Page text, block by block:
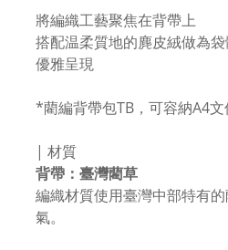
將編織工藝聚焦在背帶上
搭配温柔質地的麂皮絨做為袋
優雅呈現
*藺編背帶包TB，可容納A4文
| 材質
背帶：臺灣藺草
編織材質使用臺灣中部特有
氣。